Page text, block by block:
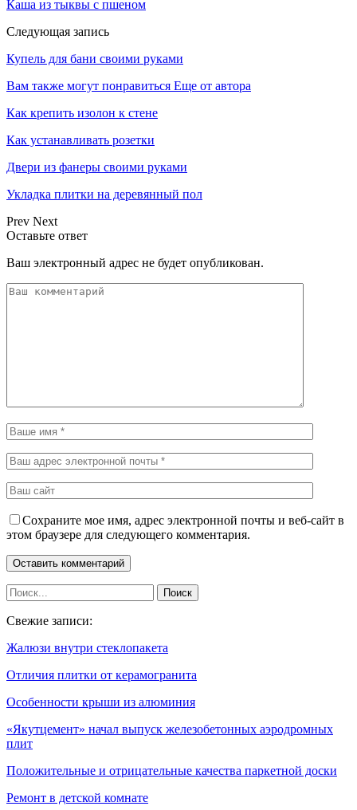
Каша из тыквы с пшеном
Следующая запись
Купель для бани своими руками
Вам также могут понравиться Еще от автора
Как крепить изолон к стене
Как устанавливать розетки
Двери из фанеры своими руками
Укладка плитки на деревянный пол
Prev Next
Оставьте ответ
Ваш электронный адрес не будет опубликован.
Сохраните мое имя, адрес электронной почты и веб-сайт в
этом браузере для следующего комментария.
Свежие записи:
Жалюзи внутри стеклопакета
Отличия плитки от керамогранита
Особенности крыши из алюминия
«Якутцемент» начал выпуск железобетонных аэродромных
плит
Положительные и отрицательные качества паркетной доски
Ремонт в детской комнате